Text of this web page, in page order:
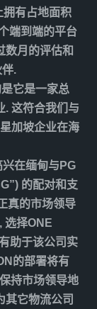
有占地面积
端到端的平台
数月的评估和
.
它是一家总
. 这符合我们与
加坡企业在海
在缅甸与PG
的配对和支
真的市场领导
选择ONE
助于该公司实
的部署将有
持市场领导地
其它物流公司